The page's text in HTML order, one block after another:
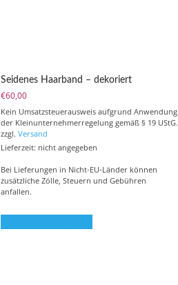
Seidenes Haarband – dekoriert
€60,00
Kein Umsatzsteuerausweis aufgrund Anwendung
der Kleinunternehmerregelung gemäß § 19 UStG.
zzgl. Versand
Lieferzeit: nicht angegeben
Bei Lieferungen in Nicht-EU-Länder können
zusätzliche Zölle, Steuern und Gebühren
anfallen.
Dieses
Produkt